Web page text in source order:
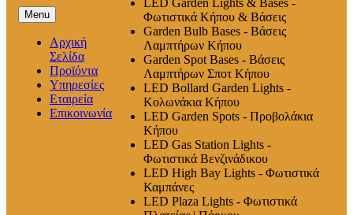
Menu
Αρχική
Σελίδα
Προϊόντα
Υπηρεσίες
Εταιρεία
Επικοινωνία
LED Garden Lights & Bases -
Φωτιστικά Κήπου & Βάσεις
Garden Bulb Bases - Βάσεις
Λαμπτήρων Κήπου
Garden Spot Bases - Βάσεις
Λαμπτήρων Σποτ Κήπου
LED Bollard Garden Lights -
Κολωνάκια Κήπου
LED Garden Spots - Προβολάκια
Κήπου
LED Gas Station Lights -
Φωτιστικά Βενζινάδικου
LED High Βay Lights - Φωτιστικά
Καμπάνες
LED Plaza Lights - Φωτιστικά